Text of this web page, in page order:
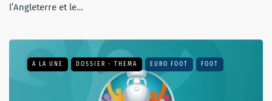
l’Angleterre et le…
A LA UNE DOSSIER - THEMA EURO FOOT FOOT